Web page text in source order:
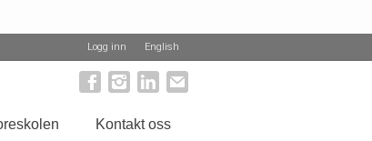
Logg inn English
Kontakt oss